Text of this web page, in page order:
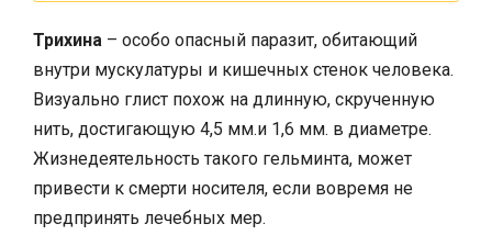
Трихина – особо опасный паразит, обитающий
внутри мускулатуры и кишечных стенок человека.
Визуально глист похож на длинную, скрученную
нить, достигающую 4,5 мм.и 1,6 мм. в диаметре.
Жизнедеятельность такого гельминта, может
привести к смерти носителя, если вовремя не
предпринять лечебных мер.